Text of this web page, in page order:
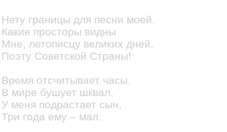
Нету границы для песни моей.
Какие просторы видны
Мне, летописцу великих дней,
Поэту Советской Страны!
Время отсчитывает часы.
В мире бушует шквал.
У меня подрастает сын,
Три года ему – мал.